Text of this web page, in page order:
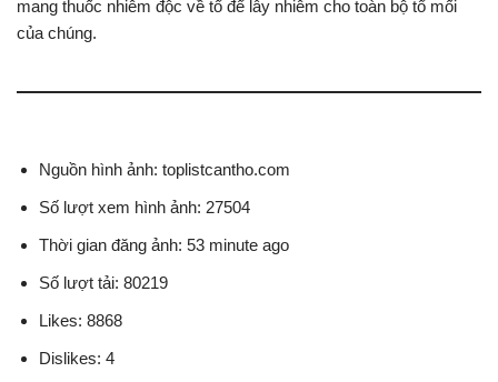
mang thuốc nhiễm độc về tổ để lây nhiễm cho toàn bộ tổ mối
của chúng.
Nguồn hình ảnh: toplistcantho.com
Số lượt xem hình ảnh: 27504
Thời gian đăng ảnh: 53 minute ago
Số lượt tải: 80219
Likes: 8868
Dislikes: 4